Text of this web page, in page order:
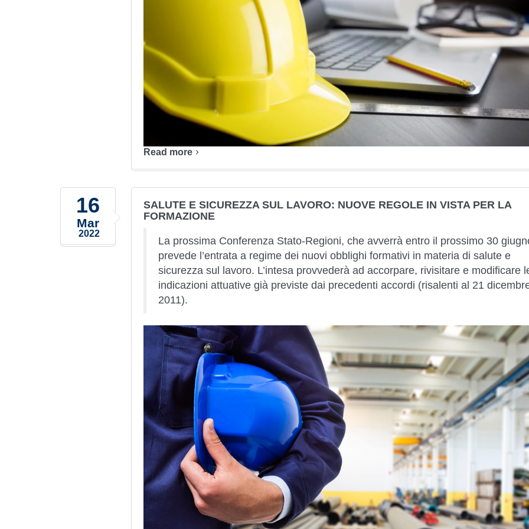
Read more
16
Mar
2022
SALUTE E SICUREZZA SUL LAVORO: NUOVE REGOLE IN VISTA PER LA
FORMAZIONE
La prossima Conferenza Stato-Regioni, che avverrà entro il prossimo 30
prevede l’entrata a regime dei nuovi obblighi formativi in materia di salute e
sicurezza sul lavoro. L’intesa provvederà ad accorpare, rivisitare e modificare
indicazioni attuative già previste dai precedenti accordi (risalenti al 21
2011).